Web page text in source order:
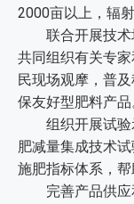
2000亩以上，辐
联合开展技术
共同组织有关专
民现场观摩，普
保友好型肥料产品
组织开展试验
肥减量集成技术
施肥指标体系，帮
完善产品供应